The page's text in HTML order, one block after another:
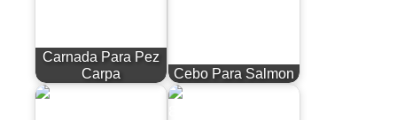
Carnada Para Pez
Carpa
Cebo Para Salmon